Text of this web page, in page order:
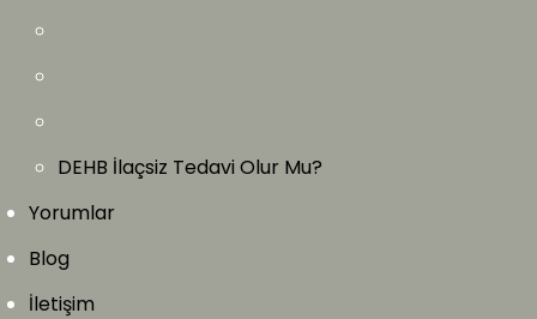
DEHB İlaçsiz Tedavi Olur Mu?
Yorumlar
Blog
İletişim